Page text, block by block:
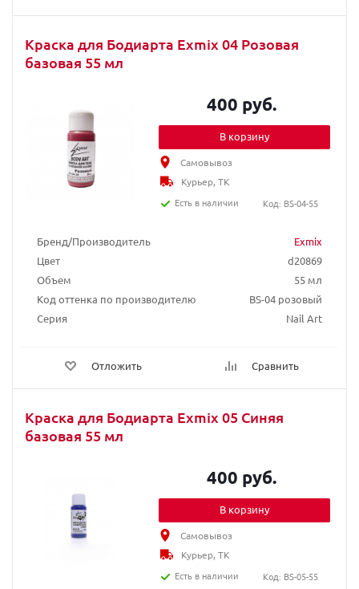
Краска для Бодиарта Exmix 04 Розовая
базовая 55 мл
Бренд/Производитель
Exmix
Цвет
d20869
Объем
55 мл
Код оттенка по производителю
BS-04 розовый
Серия
Nail Art
Отложить Сравнить
400 руб.
В корзину
Самовывоз
Курьер, ТК
Есть в наличии
Код: BS-04-55
Краска для Бодиарта Exmix 05 Синяя
базовая 55 мл
400 руб.
В корзину
Самовывоз
Курьер, ТК
Есть в наличии
Код: BS-05-55